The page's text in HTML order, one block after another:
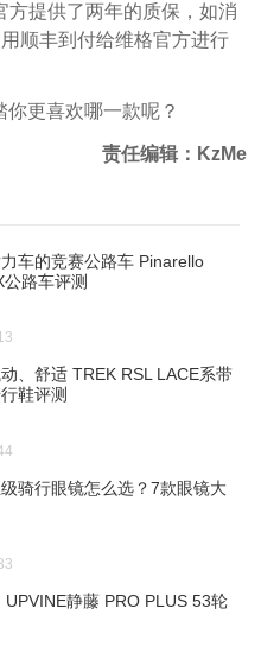
方提供了两年的质保，如消
顺丰到付给维格官方进行
更喜欢哪一款呢？
责任编辑：KzMe
车的竞赛公路车 Pinarello
路车评测
、舒适 TREK RSL LACE系带
鞋评测
骑行眼镜怎么选？7款眼镜大
UPVINE静藤 PRO PLUS 53轮